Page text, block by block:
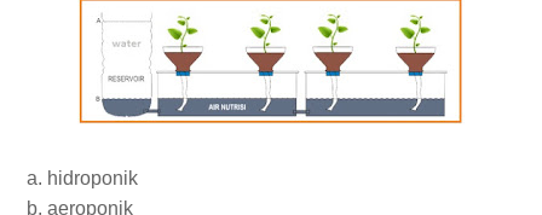
a. hidroponik
b. aeroponik